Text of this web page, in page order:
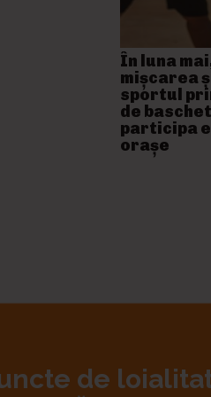
În luna
mişcarea
sportul
de
participa
orașe
de